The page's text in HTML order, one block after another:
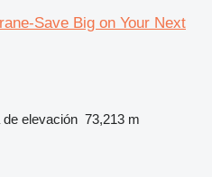
Save Big on Your Next
de elevación 73,213 m